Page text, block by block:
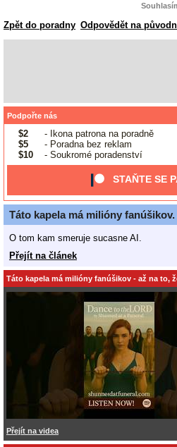
Zpět do poradny Odpovědět na
Podpořte nás
$2
- Ikona patrona na poradně
$5
- Poradna bez reklam
$10
- Soukromé poradenství
STAŇTE SE
Táto kapela má milióny
O tom kam smeruje sucasne AI.
Přejít na článek
Táto kapela má milióny fanúšikov - až na to,
Přejít na videa